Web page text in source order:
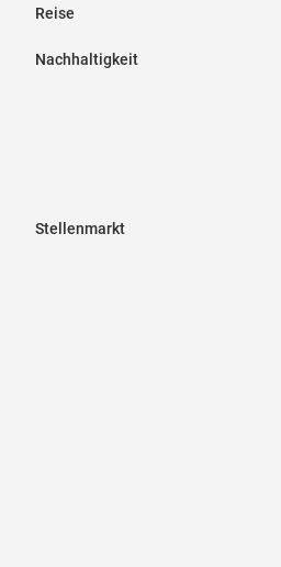
Reise
Nachhaltigkeit
Stellenmarkt